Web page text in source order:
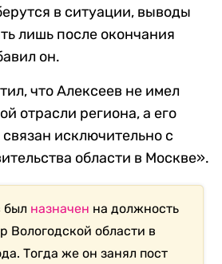
в ситуации, выводы
лишь после окончания
он.
что Алексеев не имел
отрасли региона, а его
исключительно с
области в Москве».
был назначен на должность
Вологодской области в
Тогда же он занял пост